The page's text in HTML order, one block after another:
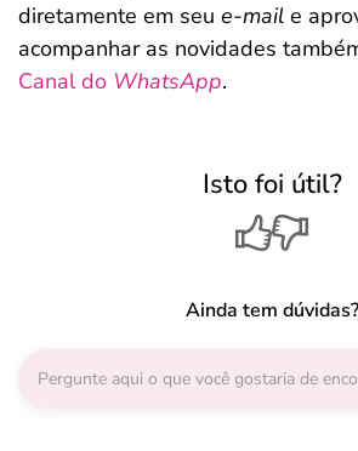
diretamente em seu e-mail e
acompanhar as novidades
Canal do WhatsApp.
Isto foi útil?
Ainda tem dúvidas?